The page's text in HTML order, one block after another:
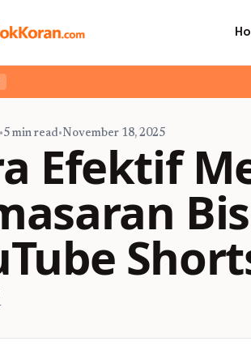
•5 min read•November 18, 2025
Efektif